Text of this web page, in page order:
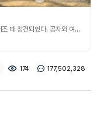
횡성향교는 강원도 횡성군 횡성읍에 위치한 향교로, 조선 태조 때 창건되었다. 공자와 여러 성현에게 제사를 지내고 지방민의 교육과 교화를 위해 설립된 유교 교육기관이다. 여러 차례의 소실과 재건을 거쳐 현재는 대성전, 명륜당, 동무, 서무, 동재, 서재 등의 건물이 남아 있다. 대성전에는 공자를 비롯한 오성 및 우리나라 18현의 위패가 봉안되어 있다. 명륜당은 학생들이 수업을 듣거나 시험을 보던 강당으로 사용되었으며, 동무와 서무는 제사에 사용하는 물품을
174 177,502,328